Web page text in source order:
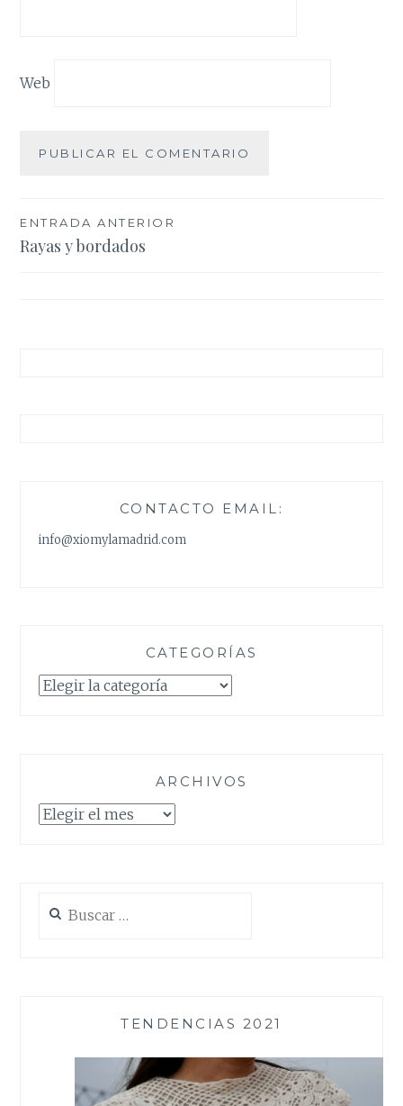
Web
Navegación
de
ENTRADA ANTERIOR
Rayas y bordados
CONTACTO EMAIL:
info@xiomylamadrid.com
CATEGORÍAS
Categorías
ARCHIVOS
Archivos
TENDENCIAS 2021